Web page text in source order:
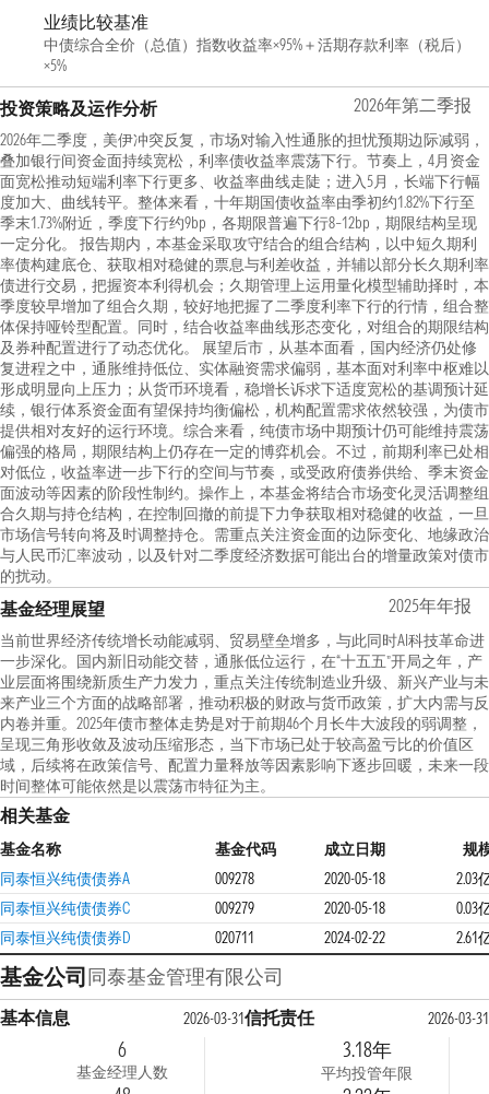
业绩比较基准
中债综合全价（总值）指数收益率×95%＋活期存款利率（税后）
×5%
投资策略及运作分析 2026年第二季报
2026年二季度，美伊冲突反复，市场对输入性通胀的担忧预期边际减弱，
叠加银行间资金面持续宽松，利率债收益率震荡下行。节奏上，4月资金
面宽松推动短端利率下行更多、收益率曲线走陡；进入5月，长端下行幅
度加大、曲线转平。整体来看，十年期国债收益率由季初约1.82%下行至
季末1.73%附近，季度下行约9bp，各期限普遍下行8–12bp，期限结构呈现
一定分化。 报告期内，本基金采取攻守结合的组合结构，以中短久期利
率债构建底仓、获取相对稳健的票息与利差收益，并辅以部分长久期利率
债进行交易，把握资本利得机会；久期管理上运用量化模型辅助择时，本
季度较早增加了组合久期，较好地把握了二季度利率下行的行情，组合整
体保持哑铃型配置。同时，结合收益率曲线形态变化，对组合的期限结构
及券种配置进行了动态优化。 展望后市，从基本面看，国内经济仍处修
复进程之中，通胀维持低位、实体融资需求偏弱，基本面对利率中枢难以
形成明显向上压力；从货币环境看，稳增长诉求下适度宽松的基调预计延
续，银行体系资金面有望保持均衡偏松，机构配置需求依然较强，为债市
提供相对友好的运行环境。综合来看，纯债市场中期预计仍可能维持震荡
偏强的格局，期限结构上仍存在一定的博弈机会。不过，前期利率已处相
对低位，收益率进一步下行的空间与节奏，或受政府债券供给、季末资金
面波动等因素的阶段性制约。操作上，本基金将结合市场变化灵活调整组
合久期与持仓结构，在控制回撤的前提下力争获取相对稳健的收益，一旦
市场信号转向将及时调整持仓。需重点关注资金面的边际变化、地缘政治
与人民币汇率波动，以及针对二季度经济数据可能出台的增量政策对债市
的扰动。
基金经理展望 2025年年报
当前世界经济传统增长动能减弱、贸易壁垒增多，与此同时AI科技革命进
一步深化。国内新旧动能交替，通胀低位运行，在“十五五”开局之年，产
业层面将围绕新质生产力发力，重点关注传统制造业升级、新兴产业与未
来产业三个方面的战略部署，推动积极的财政与货币政策，扩大内需与反
内卷并重。2025年债市整体走势是对于前期46个月长牛大波段的弱调整，
呈现三角形收敛及波动压缩形态，当下市场已处于较高盈亏比的价值区
域，后续将在政策信号、配置力量释放等因素影响下逐步回暖，未来一段
时间整体可能依然是以震荡市特征为主。
相关基金
基金名称 基金代码 成立日期
规
同泰恒兴纯债债券A
009278 2020-05-18
2.03
同泰恒兴纯债债券C
009279 2020-05-18
0.03
同泰恒兴纯债债券D
020711 2024-02-22 2.61
基金公司同泰基金管理有限公司
基本信息 2026-03-31
6
基金经理人数
信托责任 2026-03-31
3.18年
平均投管年限